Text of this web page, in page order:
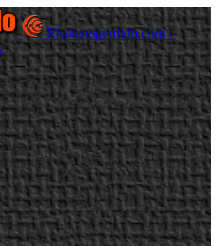
Elsotanoperdido.com -